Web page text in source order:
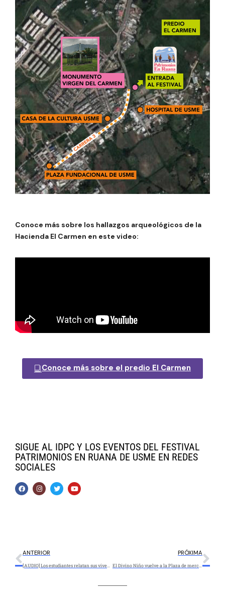
Conoce más sobre los hallazgos arqueológicos de la
Hacienda El Carmen en este video:
Conoce más sobre el predio El Carmen
SIGUE AL IDPC Y LOS EVENTOS DEL FESTIVAL
PATRIMONIOS EN RUANA DE USME EN REDES
SOCIALES
ANTERIOR PRÓXIMA